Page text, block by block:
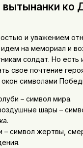
ко
и уважением
на мемориал и
солдат. Но есть
свое почтение
символами
– символ мира.
шары –
– символ жертвы,